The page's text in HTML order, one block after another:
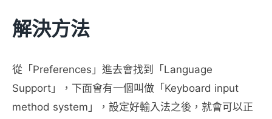
解決方法
從「Preferences」進去會找到「Language
Support」，下面會有一個叫做「Keyboard input
method system」，設定好輸入法之後，就會可以正